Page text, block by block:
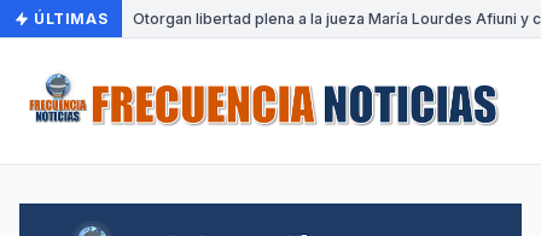
ÚLTIMAS Otorgan libertad plena a la jueza María Lourdes Afiuni y